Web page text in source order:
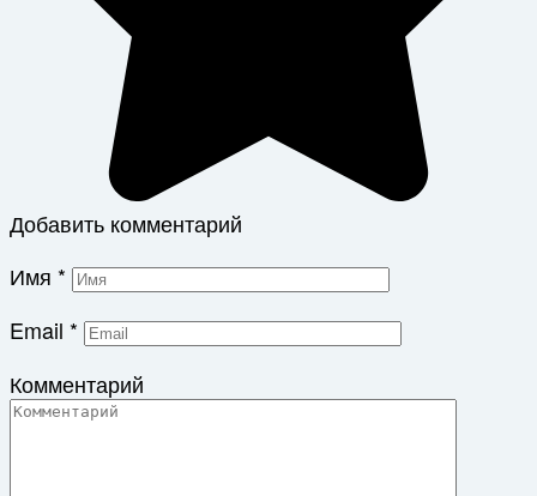
Добавить комментарий
Имя *
Email *
Комментарий